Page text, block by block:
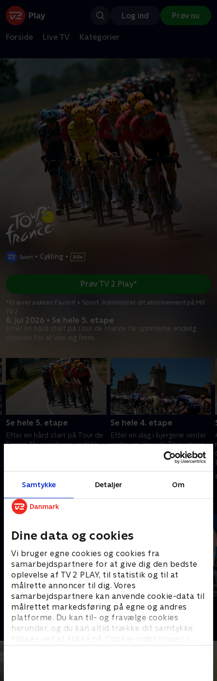
Samtykke Detaljer Om
Dine data og cookies
Vi bruger egne cookies og cookies fra
samarbejdspartnere for at give dig den bedste
oplevelse af TV 2 PLAY, til statistik og til at
målrette annoncer til dig. Vores
samarbejdspartnere kan anvende cookie-data til
målrettet markedsføring på egne og andres
platforme. Du kan til- og fravælge cookies
herunder, og du kan altid trække dit samtykke
tilbage ved at klikke på ’Cookie-indstillinger’ i
Log ind Prøv nu
Forside Live TV Kategorier
• Cykling •
8. jul 2026 • Se hele 5. etape
Efter en hård start på Tour de France får sprinterne endelig
chancen for at vise sig frem.
Prøv TV 2 Play*
*Kræver pakken Favorit + Sport. Administrer dit abonnement på Mit
TV 2.
Se hele 5. etape
Efter en hård start på Tour de
France får sprinterne endelig
Se hele 4. etape
Efter en dag i bjergene venter
endnu en klassisk Tour-etape
fra den ikoniske bymur i
Carcassonne til Foix.
Andre så også
Sport Fokus
Sport
PLAYER
Fodbold